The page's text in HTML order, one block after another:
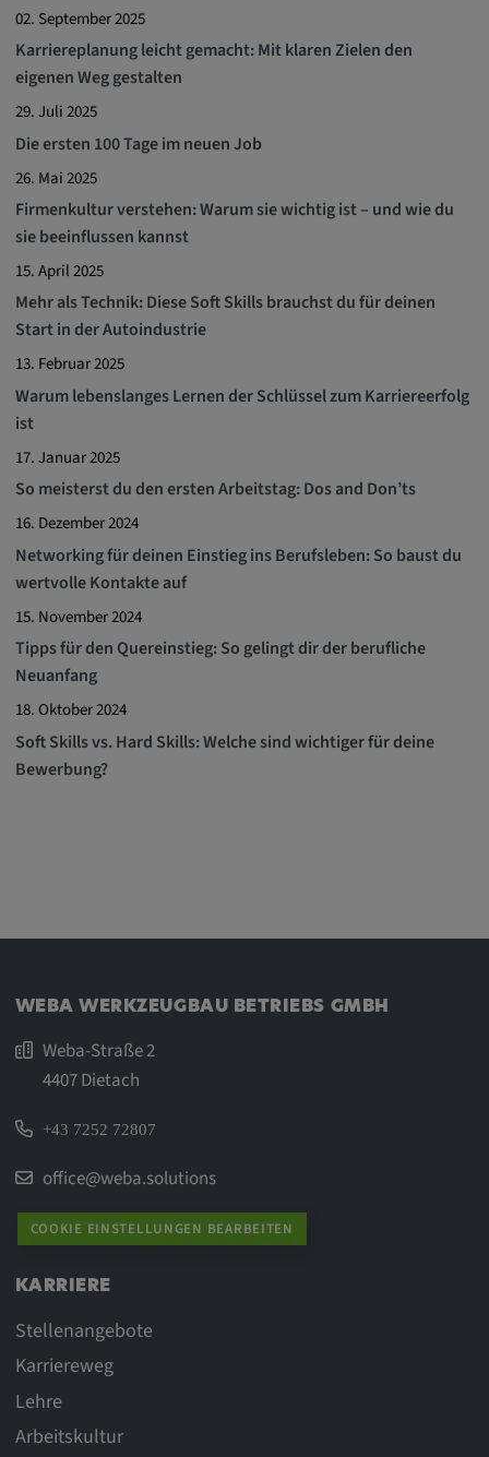
02. September 2025
Karriereplanung leicht gemacht: Mit klaren Zielen den
eigenen Weg gestalten
29. Juli 2025
Die ersten 100 Tage im neuen Job
26. Mai 2025
Firmenkultur verstehen: Warum sie wichtig ist – und wie du
sie beeinflussen kannst
15. April 2025
Mehr als Technik: Diese Soft Skills brauchst du für deinen
Start in der Autoindustrie
13. Februar 2025
Warum lebenslanges Lernen der Schlüssel zum Karriereerfolg
ist
17. Januar 2025
So meisterst du den ersten Arbeitstag: Dos and Don’ts
16. Dezember 2024
Networking für deinen Einstieg ins Berufsleben: So baust du
wertvolle Kontakte auf
15. November 2024
Tipps für den Quereinstieg: So gelingt dir der berufliche
Neuanfang
18. Oktober 2024
Soft Skills vs. Hard Skills: Welche sind wichtiger für deine
Bewerbung?
WEBA WERKZEUGBAU BETRIEBS GMBH
Weba-Straße 2
4407 Dietach
+43 7252 72807
office@weba.solutions
COOKIE EINSTELLUNGEN BEARBEITEN
KARRIERE
Stellenangebote
Karriereweg
Lehre
Arbeitskultur